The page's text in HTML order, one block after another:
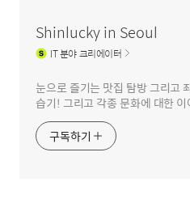
Shinlucky in Seoul
IT분야 크리에이터
눈으로 즐기는 맛집 탐방 그리고
습기! 그리고 각종 문화에 대한
구독하기